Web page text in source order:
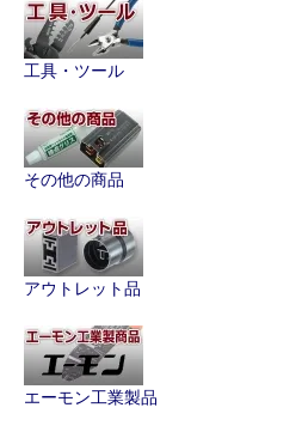
工具・ツール
その他の商品
アウトレット品
エーモン工業製品